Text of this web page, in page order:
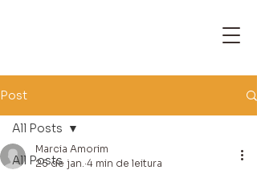
Post
All Posts
All Posts
Marcia Amorim
25 de jan. 4 min de leitura